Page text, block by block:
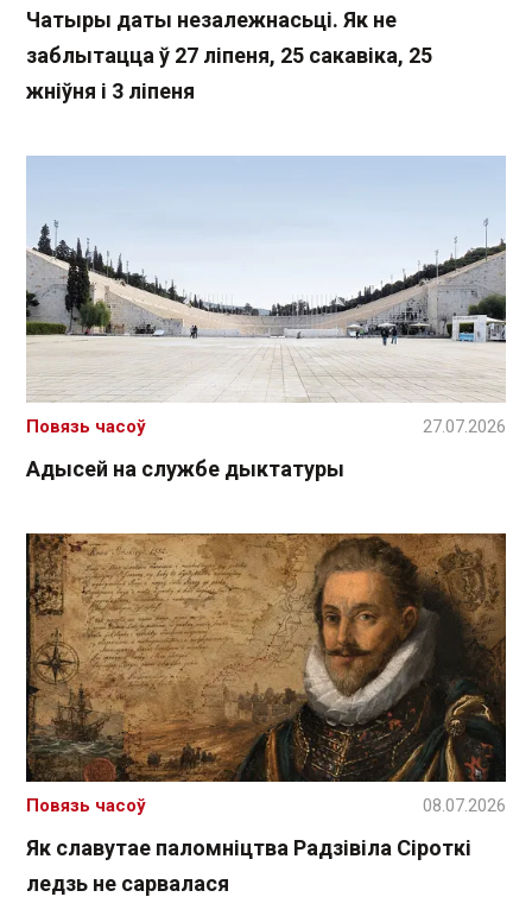
Чатыры даты незалежнасьці. Як не
заблытацца ў 27 ліпеня, 25 сакавіка, 25
жніўня і 3 ліпеня
Адысей на службе дыктатуры
Повязь часоў 27.07.2026
Як славутае паломніцтва Радзівіла Сіроткі
ледзь не сарвалася
Повязь часоў 08.07.2026